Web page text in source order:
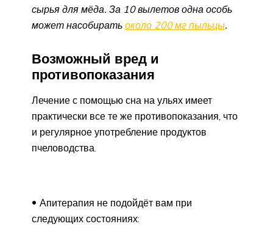
сырья для мёда. За 10 вылетов одна особь
может насобирать около 200 мг пыльцы.
Возможный вред и
противопоказания
Лечение с помощью сна на ульях имеет
практически все те же противопоказания, что
и регулярное употребление продуктов
пчеловодства.
Апитерапия не подойдёт вам при
следующих состояниях: